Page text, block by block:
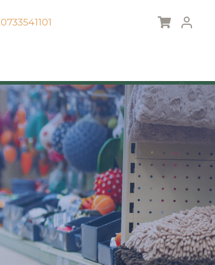
0733541101